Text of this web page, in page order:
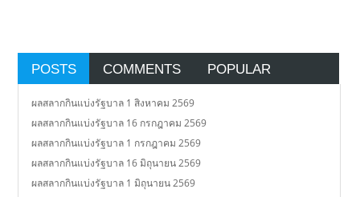
POSTS COMMENTS POPULAR
ผลสลากกินแบ่งรัฐบาล 1 สิงหาคม 2569
ผลสลากกินแบ่งรัฐบาล 16 กรกฎาคม 2569
ผลสลากกินแบ่งรัฐบาล 1 กรกฎาคม 2569
ผลสลากกินแบ่งรัฐบาล 16 มิถุนายน 2569
ผลสลากกินแบ่งรัฐบาล 1 มิถุนายน 2569